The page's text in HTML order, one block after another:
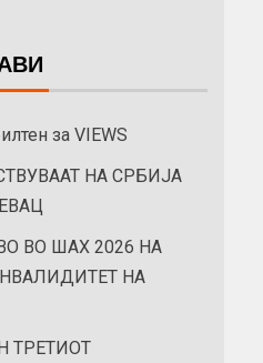
за VIEWS
НА СРБИЈА
ВО ШАХ 2026 НА
НА
ТРЕТИОТ